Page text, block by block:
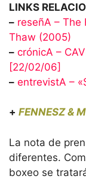
LINKS
– reseñA – The
Thaw (2005)
– crónicA –
[22/02/06]
– entrevistA –
+ FENNESZ &
La nota de
diferentes.
boxeo se